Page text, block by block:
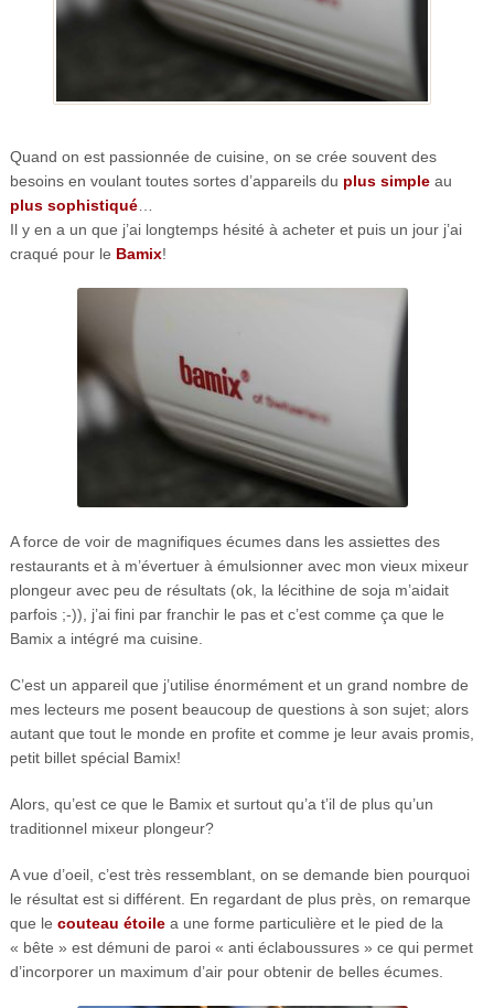
Quand on est passionnée de cuisine, on se crée souvent des
besoins en voulant toutes sortes d’appareils du plus simpleau
plus sophistiqué…
Il y en a un que j’ai longtemps hésité à acheter et puis un jour j’ai
craqué pour le Bamix!
A force de voir de magnifiques écumes dans les assiettes des
restaurants et à m’évertuer à émulsionner avec mon vieux mixeur
plongeur avec peu de résultats (ok, la lécithine de soja m’aidait
parfois ;-)), j’ai fini par franchir le pas et c’est comme ça que le
Bamix a intégré ma cuisine.
C’est un appareil que j’utilise énormément et un grand nombre de
mes lecteurs me posent beaucoup de questions à son sujet; alors
autant que tout le monde en profite et comme je leur avais promis,
petit billet spécial Bamix!
Alors, qu’est ce que le Bamix et surtout qu’a t’il de plus qu’un
traditionnel mixeur plongeur?
A vue d’oeil, c’est très ressemblant, on se demande bien pourquoi
le résultat est si différent. En regardant de plus près, on remarque
que le couteau étoilea une forme particulière et le pied de la
« bête » est démuni de paroi « anti éclaboussures » ce qui permet
d’incorporer un maximum d’air pour obtenir de belles écumes.